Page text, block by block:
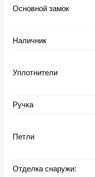
Основной замок
Наличник
Уплотнители
Ручка
Петли
Отделка снаружи: